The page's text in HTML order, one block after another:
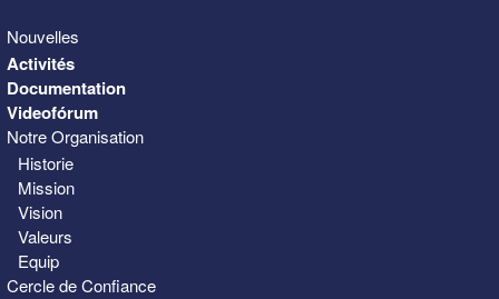
Nouvelles
Activités
Documentation
Videofórum
Notre Organisation
Historie
Mission
Vision
Valeurs
Equip
Cercle de Confiance